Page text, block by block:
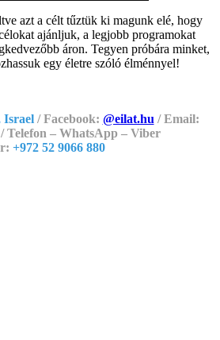
azt a célt tűztük ki magunk elé, hogy
ajánljuk, a legjobb programokat
áron. Tegyen próbára minket,
egy életre szóló élménnyel!
Israel/ Facebook: @eilat.hu / Email:
/ Telefon – WhatsApp – Viber
+972 52 9066 880